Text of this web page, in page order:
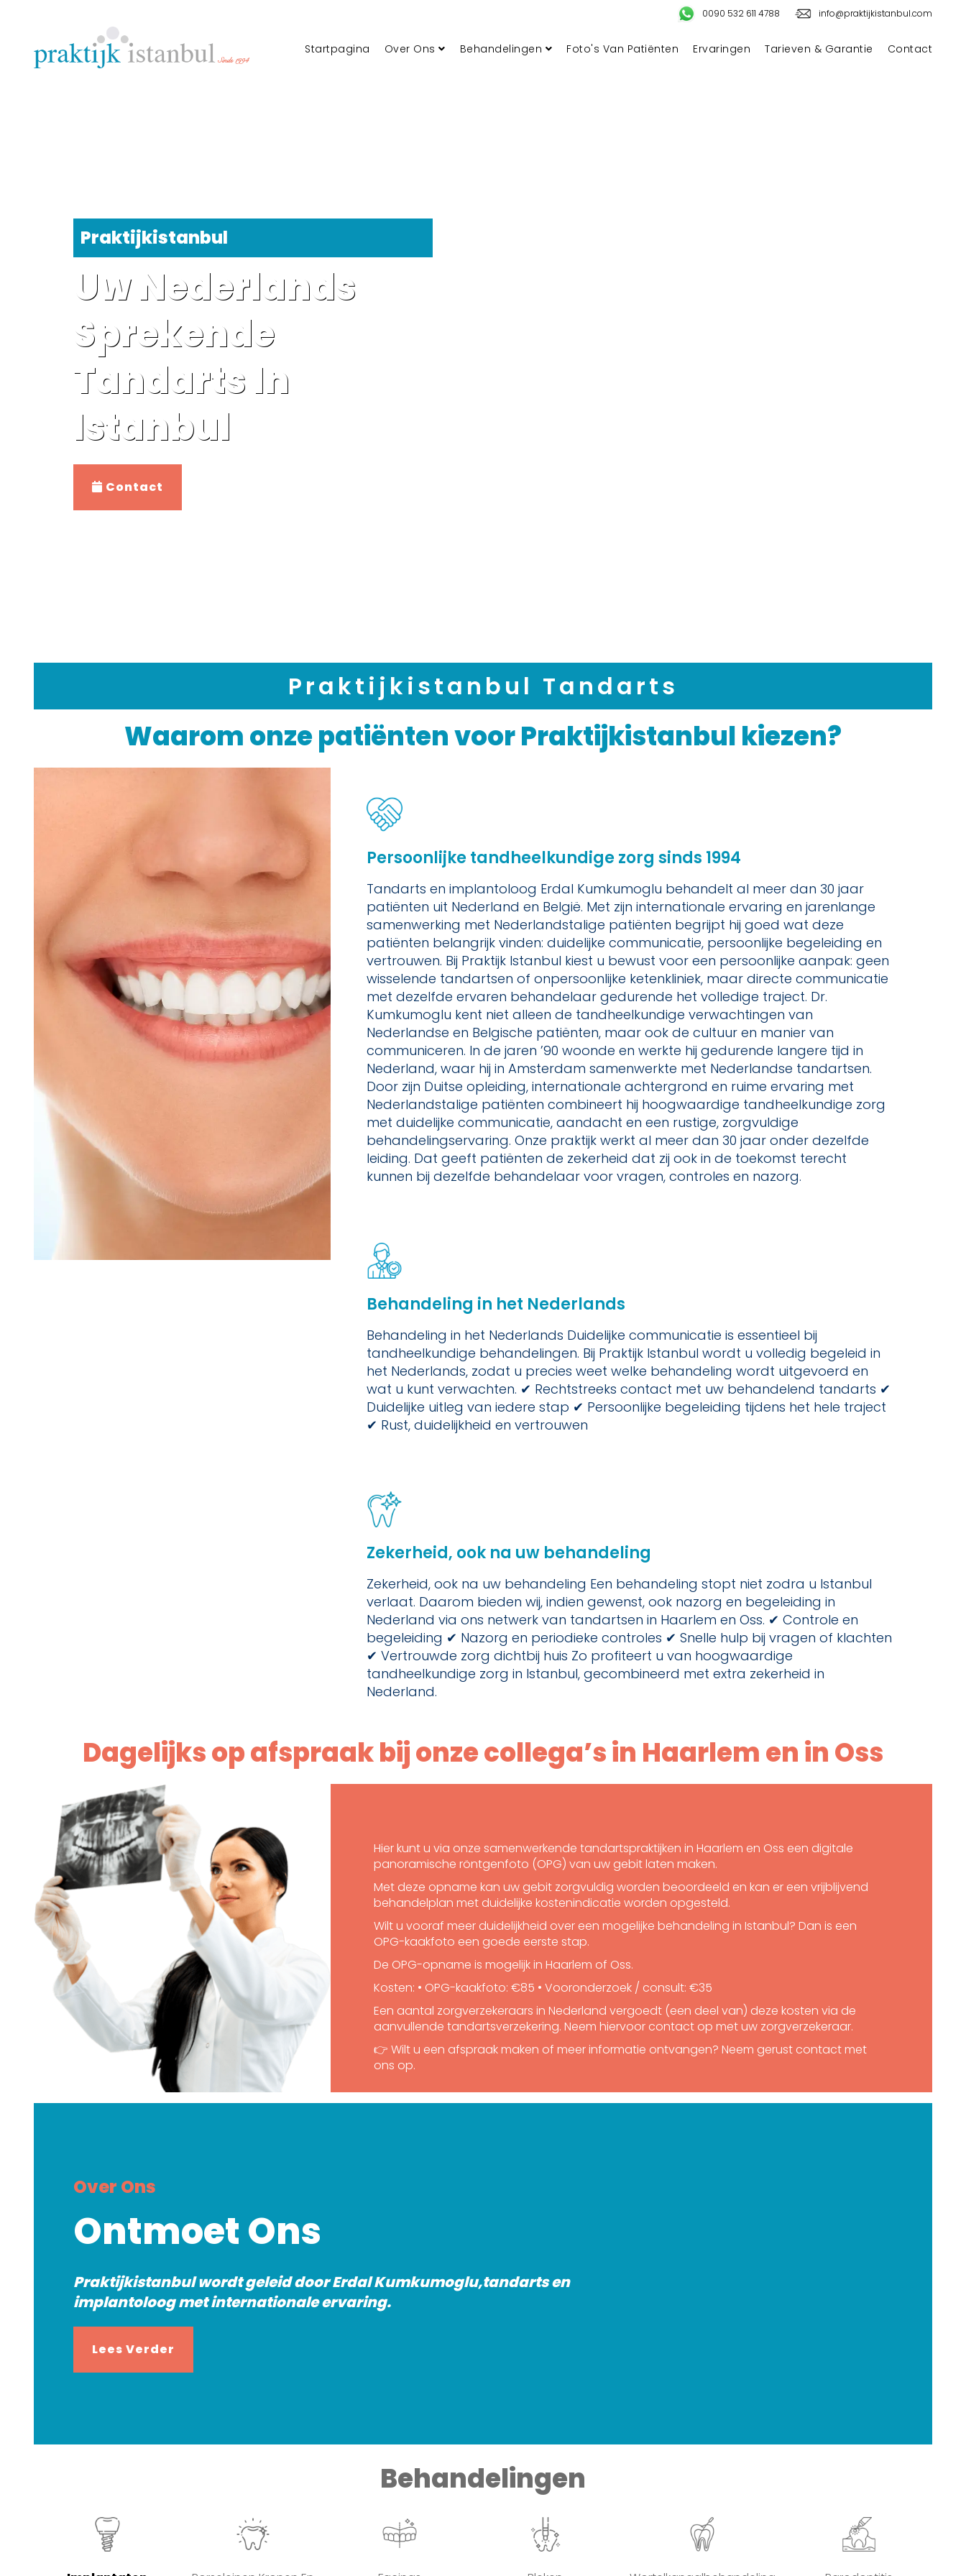
info@praktijkistanbul.com
0090 532 611 4788
Startpagina Over Ons Behandelingen Foto's Van Patiënten Ervaringen Tarieven & Garantie Contact
Praktijkistanbul
Uw Nederlands
Sprekende
Tandarts In
Istanbul
Contact
Praktijkistanbul Tandarts
Waarom onze patiënten voor Praktijkistanbul kiezen?
Persoonlijke tandheelkundige zorg sinds 1994
Tandarts en implantoloog Erdal Kumkumoglu behandelt al meer dan 30 jaar
patiënten uit Nederland en België. Met zijn internationale ervaring en jarenlange
samenwerking met Nederlandstalige patiënten begrijpt hij goed wat deze
patiënten belangrijk vinden: duidelijke communicatie, persoonlijke begeleiding en
vertrouwen. Bij Praktijk Istanbul kiest u bewust voor een persoonlijke aanpak: geen
wisselende tandartsen of onpersoonlijke ketenkliniek, maar directe communicatie
met dezelfde ervaren behandelaar gedurende het volledige traject. Dr.
Kumkumoglu kent niet alleen de tandheelkundige verwachtingen van
Nederlandse en Belgische patiënten, maar ook de cultuur en manier van
communiceren. In de jaren ’90 woonde en werkte hij gedurende langere tijd in
Nederland, waar hij in Amsterdam samenwerkte met Nederlandse tandartsen.
Door zijn Duitse opleiding, internationale achtergrond en ruime ervaring met
Nederlandstalige patiënten combineert hij hoogwaardige tandheelkundige zorg
met duidelijke communicatie, aandacht en een rustige, zorgvuldige
behandelingservaring. Onze praktijk werkt al meer dan 30 jaar onder dezelfde
leiding. Dat geeft patiënten de zekerheid dat zij ook in de toekomst terecht
kunnen bij dezelfde behandelaar voor vragen, controles en nazorg.
Behandeling in het Nederlands
Behandeling in het Nederlands Duidelijke communicatie is essentieel bij
tandheelkundige behandelingen. Bij Praktijk Istanbul wordt u volledig begeleid in
het Nederlands, zodat u precies weet welke behandeling wordt uitgevoerd en
wat u kunt verwachten. ✔ Rechtstreeks contact met uw behandelend tandarts ✔
Duidelijke uitleg van iedere stap ✔ Persoonlijke begeleiding tijdens het hele traject
✔ Rust, duidelijkheid en vertrouwen
Zekerheid, ook na uw behandeling
Zekerheid, ook na uw behandeling Een behandeling stopt niet zodra u Istanbul
verlaat. Daarom bieden wij, indien gewenst, ook nazorg en begeleiding in
Nederland via ons netwerk van tandartsen in Haarlem en Oss. ✔ Controle en
begeleiding ✔ Nazorg en periodieke controles ✔ Snelle hulp bij vragen of klachten
✔ Vertrouwde zorg dichtbij huis Zo profiteert u van hoogwaardige
tandheelkundige zorg in Istanbul, gecombineerd met extra zekerheid in
Nederland.
Dagelijks op afspraak bij onze collega’s in Haarlem en in Oss
Hier kunt u via onze samenwerkende tandartspraktijken in Haarlem en Oss een digitale
panoramische röntgenfoto (OPG) van uw gebit laten maken.
Met deze opname kan uw gebit zorgvuldig worden beoordeeld en kan er een vrijblijvend
behandelplan met duidelijke kostenindicatie worden opgesteld.
Wilt u vooraf meer duidelijkheid over een mogelijke behandeling in Istanbul? Dan is een
OPG-kaakfoto een goede eerste stap.
De OPG-opname is mogelijk in Haarlem of Oss.
Kosten: • OPG-kaakfoto: €85 • Vooronderzoek / consult: €35
Een aantal zorgverzekeraars in Nederland vergoedt (een deel van) deze kosten via de
aanvullende tandartsverzekering. Neem hiervoor contact op met uw zorgverzekeraar.
👉 Wilt u een afspraak maken of meer informatie ontvangen? Neem gerust contact met
ons op.
Over Ons
Ontmoet Ons
Praktijkistanbul wordt geleid door Erdal Kumkumoglu,tandarts en
implantoloog met internationale ervaring.
Lees Verder
Behandelingen